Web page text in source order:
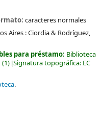
caracteres normales
Aires :Ciordia & Rodríguez,
para préstamo: Biblioteca
(1) Signatura topográfica: EC
.